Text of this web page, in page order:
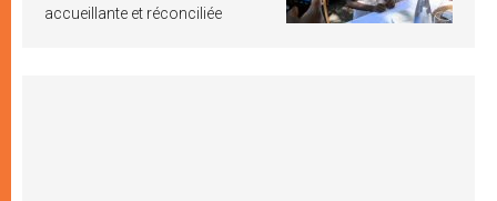
accueillante et réconciliée